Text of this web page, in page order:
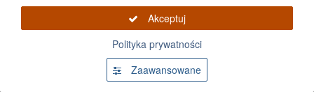
Listwa progowa lewa Volvo XC60 2017
Akceptuj
Polityka prywatności
Zaawansowane